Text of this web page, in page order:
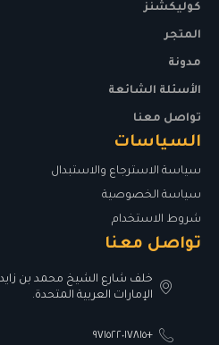
كوليكشنز
المتجر
مدونة
الأسئلة الشائعة
تواصل معنا
السياسات
سياسة الاسترجاع والاستبدال
سياسة الخصوصية
شروط الاستخدام
تواصل معنا
الإمارات العربية المتحدة.
+٩٧١٥٢٢٠١٧٨١٥